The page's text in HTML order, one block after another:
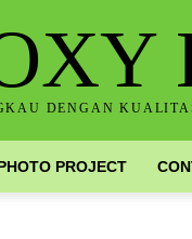
DENGAN
PROJECT